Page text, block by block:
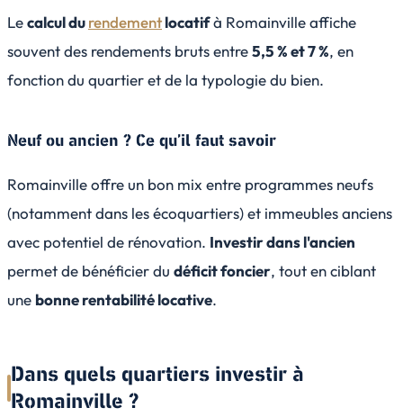
Lecalcul durendementlocatifà Romainville affiche
souvent des rendements bruts entre5,5 % et 7 %, en
fonction du quartier et de la typologie du bien.
Neuf ou ancien ? Ce qu’il faut savoir
Romainville offre un bon mix entre programmes neufs
(notamment dans les écoquartiers) et immeubles anciens
avec potentiel de rénovation. Investir dans l'ancien
permet de bénéficier du déficit foncier, tout en ciblant
une bonne rentabilité locative.
Dans quels quartiers investir à
Romainville ?